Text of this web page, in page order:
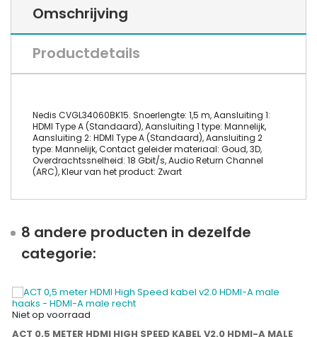
Omschrijving
Productdetails
Nedis CVGL34060BK15. Snoerlengte: 1,5 m, Aansluiting 1:
HDMI Type A (Standaard), Aansluiting 1 type: Mannelijk,
Aansluiting 2: HDMI Type A (Standaard), Aansluiting 2
type: Mannelijk, Contact geleider materiaal: Goud, 3D,
Overdrachtssnelheid: 18 Gbit/s, Audio Return Channel
(ARC), Kleur van het product: Zwart
8 andere producten in dezelfde
categorie:
Niet op voorraad
ACT 0,5 METER HDMI HIGH SPEED KABEL V2.0 HDMI-A MALE